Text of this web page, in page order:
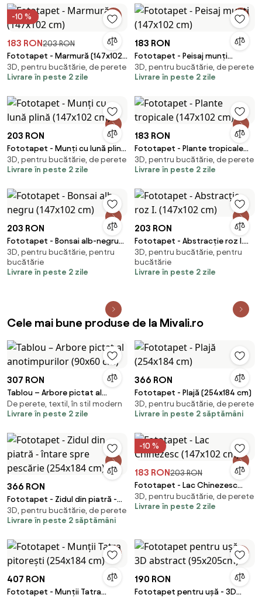
-10 %
183 RON203 RON
Fototapet - Marmură (147x102
cm)
3D, pentru bucătărie, de perete
Livrare în peste 2 zile
183 RON
Fototapet - Peisaj munți
(147x102 cm)
3D, pentru bucătărie, de perete
Livrare în peste 2 zile
203 RON
Fototapet - Munți cu lună plină
(147x102 cm)
3D, pentru bucătărie, de perete
Livrare în peste 2 zile
183 RON
Fototapet - Plante tropicale
(147x102 cm)
3D, pentru bucătărie, de perete
Livrare în peste 2 zile
203 RON
Fototapet - Bonsai alb-negru
(147x102 cm)
3D, pentru bucătărie, pentru
bucătărie
Livrare în peste 2 zile
203 RON
Fototapet - Abstracție roz I.
(147x102 cm)
3D, pentru bucătărie, pentru
bucătărie
Livrare în peste 2 zile
Cele mai bune produse de la Mivali.ro
307 RON
Tablou – Arbore pictat al
anotimpurilor (90x60 cm)
De perete, textil, în stil modern
Livrare în peste 2 zile
366 RON
Fototapet - Plajă (254x184 cm)
3D, pentru bucătărie, de perete
Livrare în peste 2 săptămâni
366 RON
Fototapet - Zidul din piatră -
întare spre pescărie (254x184
cm)
3D, pentru bucătărie, de perete
Livrare în peste 2 săptămâni
-10 %
183 RON203 RON
Fototapet - Lac Chinezesc
(147x102 cm)
3D, pentru bucătărie, de perete
Livrare în peste 2 zile
407 RON
Fototapet - Munții Tatra
190 RON
Fototapet pentru ușă - 3D